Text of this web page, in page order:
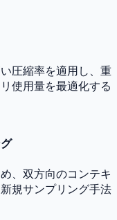
圧縮率を適用し、重
使用量を最適化する
、双方向のコンテキ
規サンプリング手法